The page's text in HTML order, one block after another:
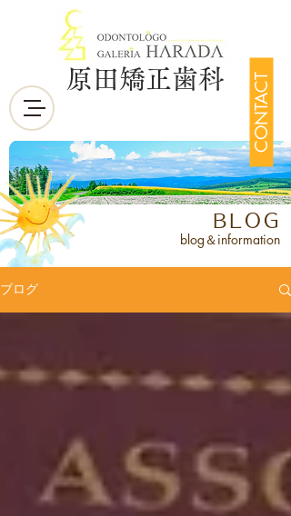
CONTACT
原田矯正歯科
BLOG
blog＆information
ブログ